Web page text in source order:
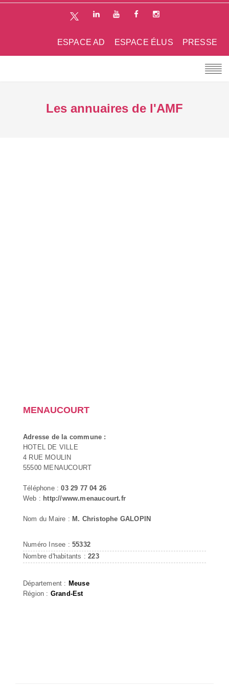
PRESSE
ESPACE ÉLUS
ESPACE AD
Les annuaires de l'AMF
MENAUCOURT
Adresse de la commune :
HOTEL DE VILLE
4 RUE MOULIN
55500 MENAUCOURT
Téléphone :03 29 77 04 26
Web : http://www.menaucourt.fr
Nom du Maire : M. Christophe GALOPIN
Numéro Insee : 55332
Nombre d'habitants :223
Département : Meuse
Région : Grand-Est